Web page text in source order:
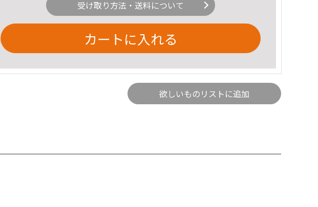
受け取り方法・送料について
カートに入れる
欲しいものリストに追加